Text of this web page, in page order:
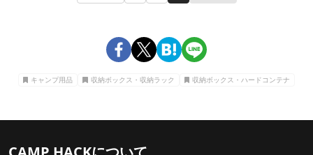
キャンプ用品 収納ボックス・収納ラック 収納ボックス・ハードコンテナ